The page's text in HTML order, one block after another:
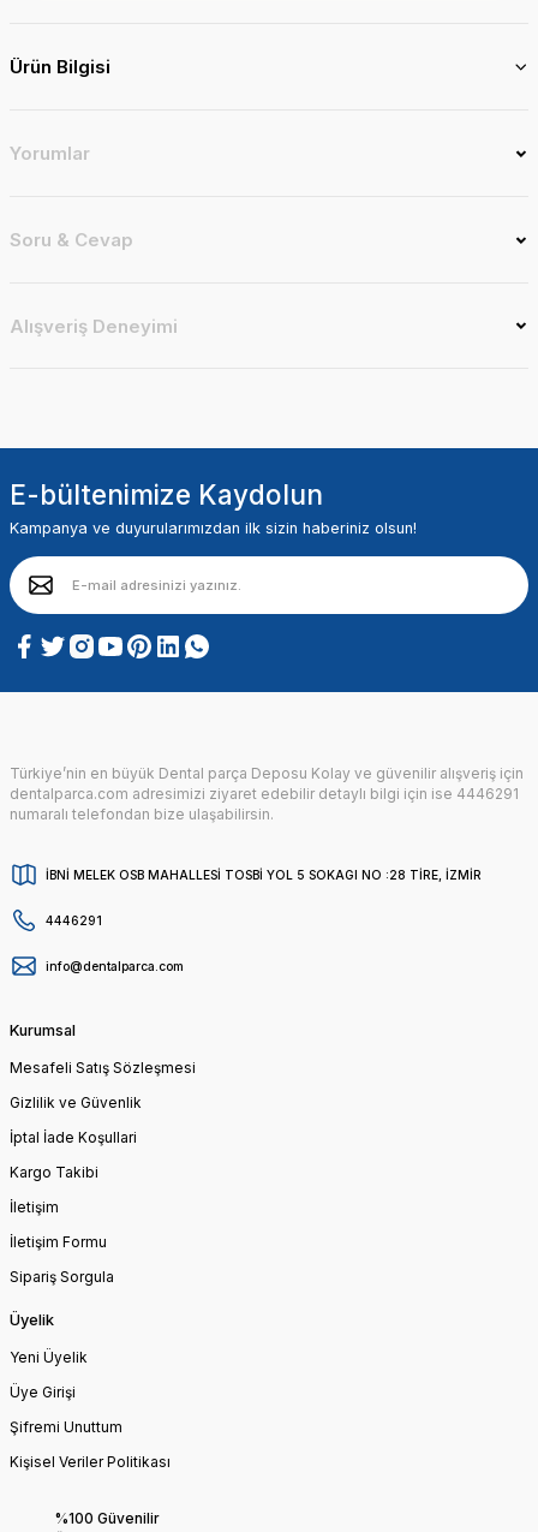
Ürün Bilgisi
Yorumlar
Soru & Cevap
Alışveriş Deneyimi
E-bültenimize Kaydolun
Kampanya ve duyurularımızdan ilk sizin haberiniz olsun!
Türkiye’nin en büyük Dental parça Deposu Kolay ve güvenilir alışveriş için
dentalparca.com adresimizi ziyaret edebilir detaylı bilgi için ise 4446291
numaralı telefondan bize ulaşabilirsin.
İBNİ MELEK OSB MAHALLESİ TOSBİ YOL 5 SOKAGI NO :28 TİRE, İZMİR
4446291
info@dentalparca.com
Kurumsal
Mesafeli Satış Sözleşmesi
Gizlilik ve Güvenlik
İptal İade Koşullari
Kargo Takibi
İletişim
İletişim Formu
Sipariş Sorgula
Üyelik
Yeni Üyelik
Üye Girişi
Şifremi Unuttum
Kişisel Veriler Politikası
%100 Güvenilir